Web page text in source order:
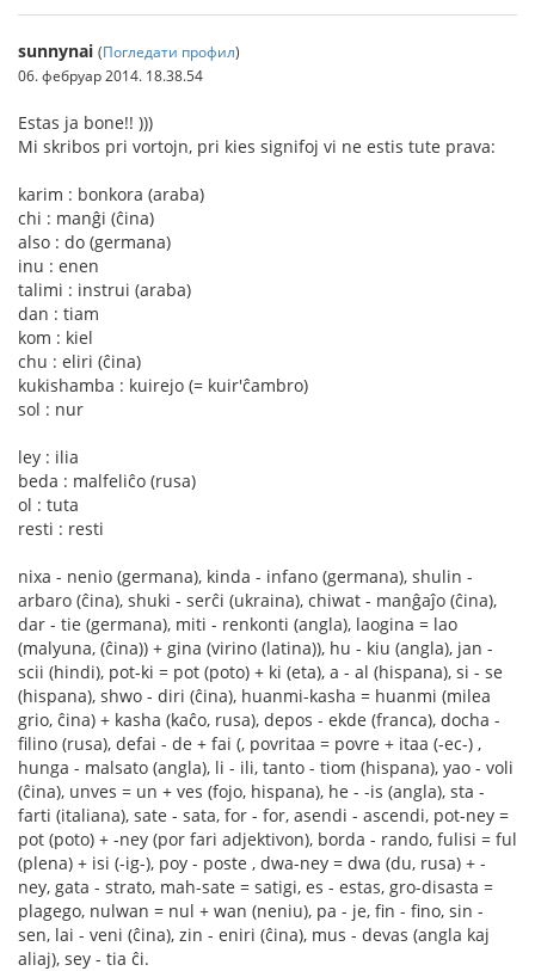
sunnynai (Погледати профил)
06. фебруар 2014. 18.38.54
Estas ja bone!! )))
Mi skribos pri vortojn, pri kies signifoj vi ne estis tute prava:
karim : bonkora (araba)
chi : manĝi (ĉina)
also : do (germana)
inu : enen
talimi : instrui (araba)
dan : tiam
kom : kiel
chu : eliri (ĉina)
kukishamba : kuirejo (= kuir'ĉambro)
sol : nur
ley : ilia
beda : malfeliĉo (rusa)
ol : tuta
resti : resti
nixa - nenio (germana), kinda - infano (germana), shulin -
arbaro (ĉina), shuki - serĉi (ukraina), chiwat - manĝaĵo (ĉina),
dar - tie (germana), miti - renkonti (angla), laogina = lao
(malyuna, (ĉina)) + gina (virino (latina)), hu - kiu (angla), jan -
scii (hindi), pot-ki = pot (poto) + ki (eta), a - al (hispana), si - se
(hispana), shwo - diri (ĉina), huanmi-kasha = huanmi (milea
grio, ĉina) + kasha (kaĉo, rusa), depos - ekde (franca), docha -
filino (rusa), defai - de + fai (, povritaa = povre + itaa (-ec-) ,
hunga - malsato (angla), li - ili, tanto - tiom (hispana), yao - voli
(ĉina), unves = un + ves (fojo, hispana), he - -is (angla), sta -
farti (italiana), sate - sata, for - for, asendi - ascendi, pot-ney =
pot (poto) + -ney (por fari adjektivon), borda - rando, fulisi = ful
(plena) + isi (-ig-), poy - poste , dwa-ney = dwa (du, rusa) + -
ney, gata - strato, mah-sate = satigi, es - estas, gro-disasta =
plagego, nulwan = nul + wan (neniu), pa - je, fin - fino, sin -
sen, lai - veni (ĉina), zin - eniri (ĉina), mus - devas (angla kaj
aliaj), sey - tia ĉi.